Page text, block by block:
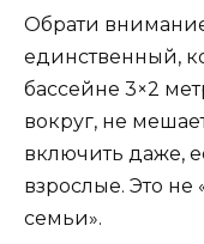
Обрати
единственный,
бассейне 3×2
вокруг, не
включить даже,
взрослые. Это не
семьи».